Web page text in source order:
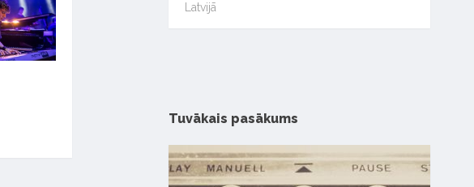
Latvijā
Tuvākais pasākums